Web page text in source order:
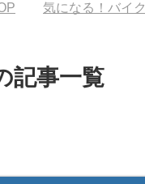
気になる！バイク
記事一覧